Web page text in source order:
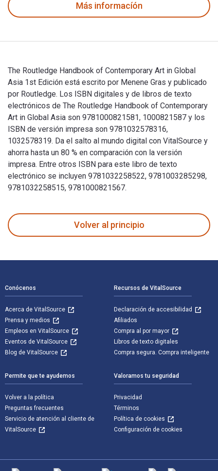
Más informacíón
The Routledge Handbook of Contemporary Art in Global
Asia 1st Edición está escrito por Menene Gras y publicado
por Routledge. Los ISBN digitales y de libros de texto
electrónicos de The Routledge Handbook of Contemporary
Art in Global Asia son 9781000821581, 1000821587 y los
ISBN de versión impresa son 9781032578316,
1032578319. Da el salto al mundo digital con VitalSource y
ahorra hasta un 80 % en comparación con la versión
impresa. Entre otros ISBN para este libro de texto
electrónico se incluyen 9781032258522, 9781003285298,
9781032258515, 9781000821567.
Volver al principio
Conócenos
Acerca de VitalSource
Prensa y medios
Empleos en VitalSource
Eventos de VitalSource
Blog de VitalSource
Recursos de VitalSource
Declaración de accesibilidad
Afiliados
Compra al por mayor
Libros de texto digitales
Compra segura. Compra inteligente
Permite que te ayudemos
Volver a la política
Preguntas frecuentes
Servicio de atención al cliente de
VitalSource
Valoramos tu seguridad
Privacidad
Términos
Política de cookies
Configuración de cookies